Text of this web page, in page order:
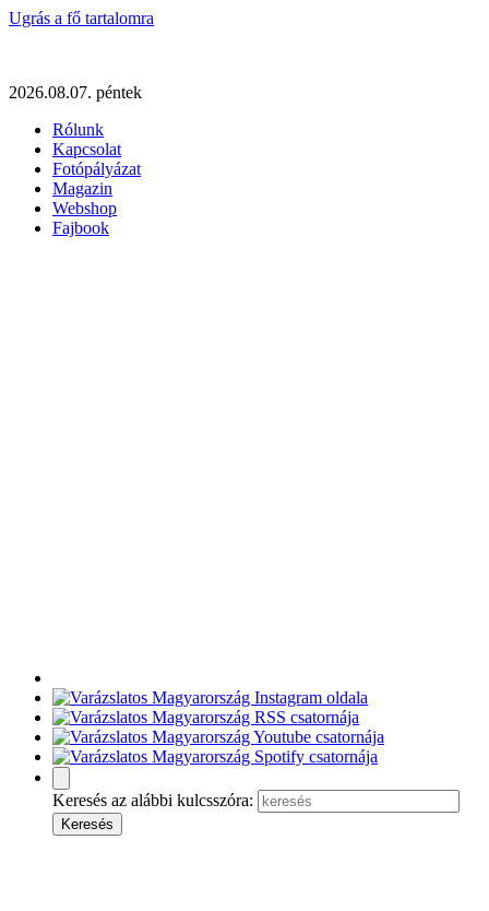
Ugrás a fő tartalomra
2026.08.07. péntek
Rólunk
Kapcsolat
Fotópályázat
Magazin
Webshop
Fajbook
Keresés az alábbi kulcsszóra: